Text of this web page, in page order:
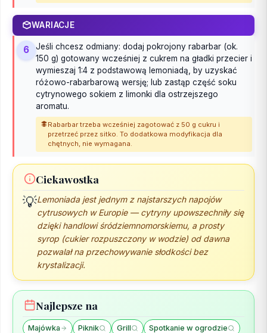
WARIACJE
6
Jeśli chcesz odmiany: dodaj pokrojony rabarbar (ok.
150 g) gotowany wcześniej z cukrem na gładki przecier i
wymieszaj 1:4 z podstawową lemoniadą, by uzyskać
różowo-rabarbarową wersję; lub zastąp część soku
cytrynowego sokiem z limonki dla ostrzejszego
aromatu.
Rabarbar trzeba wcześniej zagotować z 50 g cukru i
przetrzeć przez sitko. To dodatkowa modyfikacja dla
chętnych, nie wymagana.
Ciekawostka
💡Lemoniada jest jednym z najstarszych napojów
cytrusowych w Europie — cytryny upowszechniły się
dzięki handlowi śródziemnomorskiemu, a prosty
syrop (cukier rozpuszczony w wodzie) od dawna
pozwalał na przechowywanie słodkości bez
krystalizacji.
Najlepsze na
Majówka Piknik Grill Spotkanie w ogrodzie